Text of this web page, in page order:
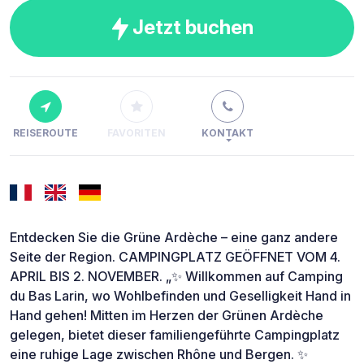
Jetzt buchen
REISEROUTE FAVORITEN KONTAKT
Entdecken Sie die Grüne Ardèche – eine ganz andere
Seite der Region. CAMPINGPLATZ GEÖFFNET VOM 4.
APRIL BIS 2. NOVEMBER. „✨ Willkommen auf Camping
du Bas Larin, wo Wohlbefinden und Geselligkeit Hand in
Hand gehen! Mitten im Herzen der Grünen Ardèche
gelegen, bietet dieser familiengeführte Campingplatz
eine ruhige Lage zwischen Rhône und Bergen. ✨